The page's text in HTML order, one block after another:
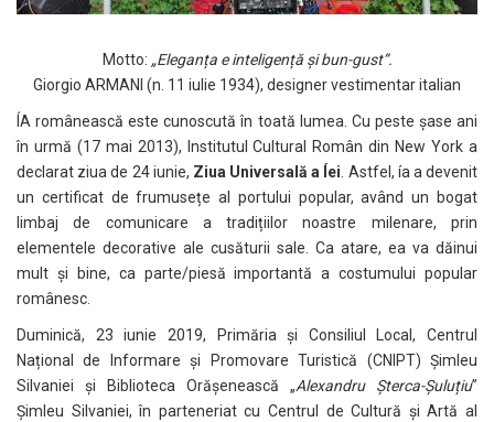
Motto: „Eleganța e inteligență și bun-gust”.
Giorgio ARMANI (n. 11 iulie 1934), designer vestimentar italian
ÍA românească este cunoscută în toată lumea. Cu peste șase ani
în urmă (17 mai 2013), Institutul Cultural Român din New York a
declarat ziua de 24 iunie, Ziua Universală a Íei . Astfel, ía a devenit
un certificat de frumusețe al portului popular, având un bogat
limbaj de comunicare a tradițiilor noastre milenare, prin
elementele decorative ale cusăturii sale. Ca atare, ea va dăinui
mult și bine, ca parte/piesă importantă a costumului popular
românesc.
Duminică, 23 iunie 2019, Primăria și Consiliul Local, Centrul
Național de Informare și Promovare Turistică (CNIPT) Șimleu
Silvaniei și Biblioteca Orășenească „Alexandru Șterca-Șuluțiu”
Șimleu Silvaniei, în parteneriat cu Centrul de Cultură și Artă al